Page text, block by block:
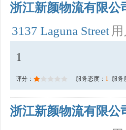
浙江新颜物流有限公
3137 Laguna Street
1
评分： 服务态度： 1 服务
浙江新颜物流有限公